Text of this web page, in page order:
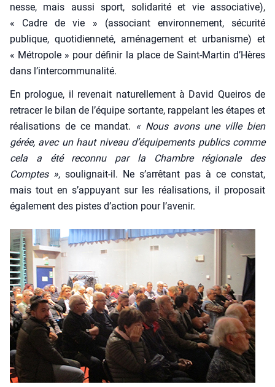
nesse, mais aus­si sport, soli­da­ri­té et vie asso­cia­tive),
« Cadre de vie » (asso­ciant envi­ron­ne­ment, sécu­ri­té
publique, quo­ti­dien­ne­té, amé­na­ge­ment et urba­nisme) et
« Métro­pole » pour défi­nir la place de Saint-Mar­tin d’Hères
dans l’intercommunalité.
En pro­logue, il reve­nait natu­rel­le­ment à David Quei­ros de
retra­cer le bilan de l’équipe sor­tante, rap­pe­lant les étapes et
réa­li­sa­tions de ce man­dat. « Nous avons une ville bien
gérée, avec un haut niveau d’équipements publics comme
cela a été recon­nu par la Chambre régio­nale des
Comptes », sou­li­gnait-il. Ne s’arrêtant pas à ce constat,
mais tout en s’appuyant sur les réa­li­sa­tions, il pro­po­sait
éga­le­ment des pistes d’action pour l’avenir.